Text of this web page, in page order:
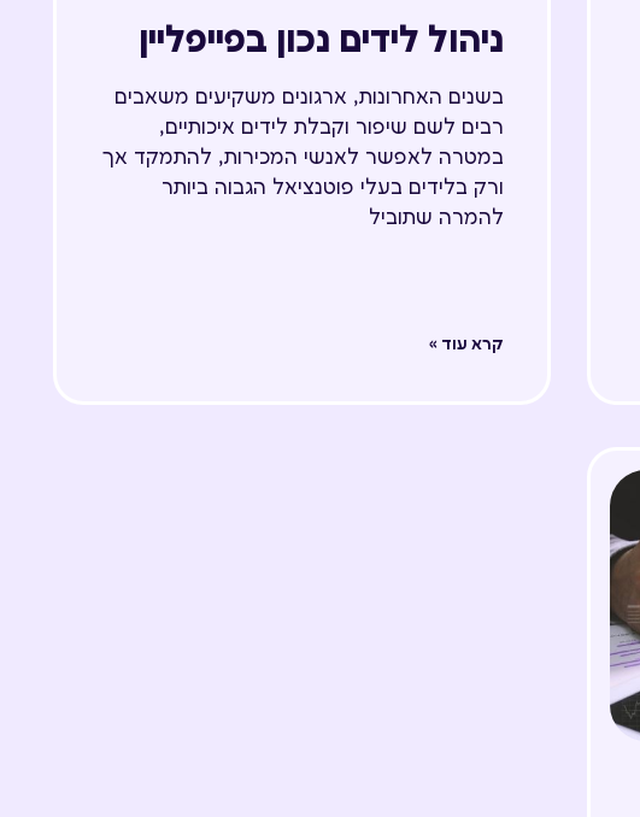
ניהול לידים נכון בפייפליין
בשנים האחרונות, ארגונים משקיעים משאבים
רבים לשם שיפור וקבלת לידים איכותיים,
במטרה לאפשר לאנשי המכירות, להתמקד אך
ורק בלידים בעלי פוטנציאל הגבוה ביותר
להמרה שתוביל
קרא עוד »